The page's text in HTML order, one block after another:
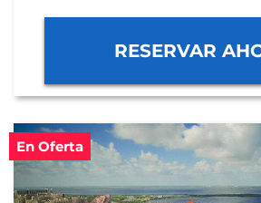
RESERVAR
En Oferta